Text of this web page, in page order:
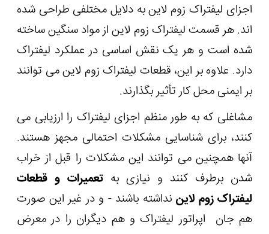
اجزای لیفتراک زوم لاین به دلایل مختلفی طراحی شده
اند. هر قسمت لیفتراک زوم لاین از مواد سنگین ساخته
شده است و هر یک نقش اساسی در عملکرد لیفتراک
دارد. علاوه بر این، قطعات لیفتراک زوم لاین می توانند
بر ایمنی محل کار تأثیر بگذارند.
مشاغلی که به طور منظم اجزای لیفتراک را ارزیابی می
کنند، برای شناسایی مشکلات احتمالی مجهز هستند.
آنها همچنین می توانند این مشکلات را قبل از خراب
شدن برطرف کنند و نیازی به تعمیرات و قطعات
لیفتراک زوم لاین نداشته باشند - و در غیر این صورت
هم جان اپراتور لیفتراک و هم دیگران را در معرض